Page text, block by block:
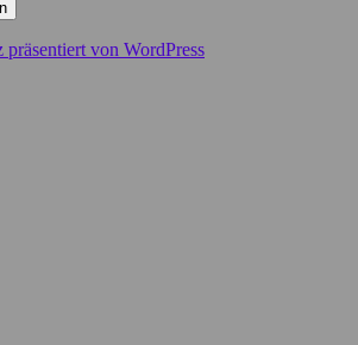
präsentiert von WordPress